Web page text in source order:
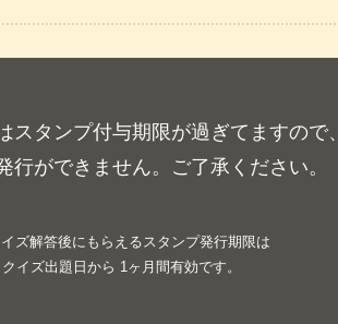
スタンプ付与期限が過ぎてますので、
行ができません。ご了承ください。
ズ解答後にもらえるスタンプ発行期限は
クイズ出題日から 1ヶ月間有効です。